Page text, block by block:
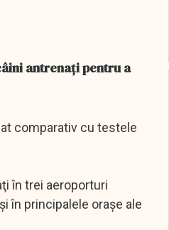
antrenaţi pentru a
comparativ cu testele
în trei aeroporturi
în principalele oraşe ale